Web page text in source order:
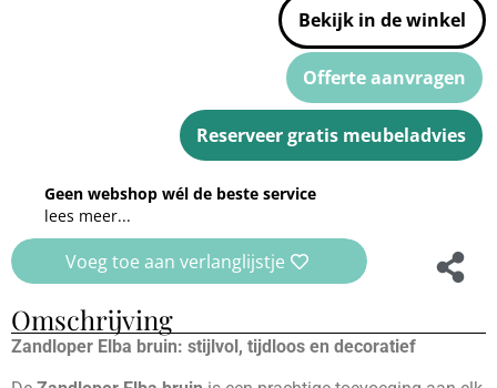
Bekijk in de winkel
Offerte aanvragen
Reserveer gratis meubeladvies
Geen webshop wél de beste service
lees meer...
Voeg toe aan verlanglijstje
Omschrijving
Zandloper Elba bruin: stijlvol, tijdloos en decoratief